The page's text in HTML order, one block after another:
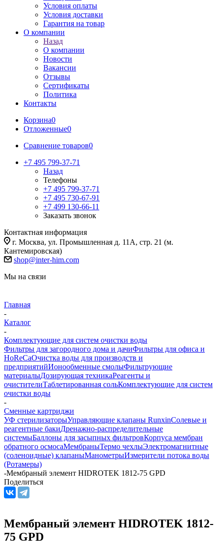
Условия оплаты
Условия доставки
Гарантия на товар
О компании
Назад
О компании
Новости
Вакансии
Отзывы
Сертификаты
Политика
Контакты
Корзина0
Отложенные0
Сравнение товаров0
+7 495 799-37-71
Назад
Телефоны
+7 495 799-37-71
+7 495 730-67-91
+7 499 130-66-11
Заказать звонок
Контактная информация
г. Москва, ул. Промышленная д. 11А, стр. 21 (м.
Кантемировская)
shop@inter-him.com
Мы на связи
Главная
-
Каталог
-
Комплектующие для систем очистки воды
Фильтры для загородного дома и дачиФильтры для офиса и
HoReCaОчистка воды для производств и
предприятийИонообменные смолыФильтрующие
материалыДозирующая техникаРеагенты и
очистителиТаблетированная сольКомплектующие для систем
очистки воды
-
Сменные картриджи
УФ стерилизаторыУправляющие клапаны RunxinСолевые и
реагентные бакиДренажно-распределительные
системыБаллоны для засыпных фильтровКорпуса мембран
обратного осмосаМембраныТермо чехлыЭлектромагнитные
(соленоидные) клапаныМанометрыИзмерители потока воды
(Ротамеры)
-Мембраный элемент HIDROTEK 1812-75 GPD
Поделиться
Мембраный элемент HIDROTEK 1812-
75 GPD